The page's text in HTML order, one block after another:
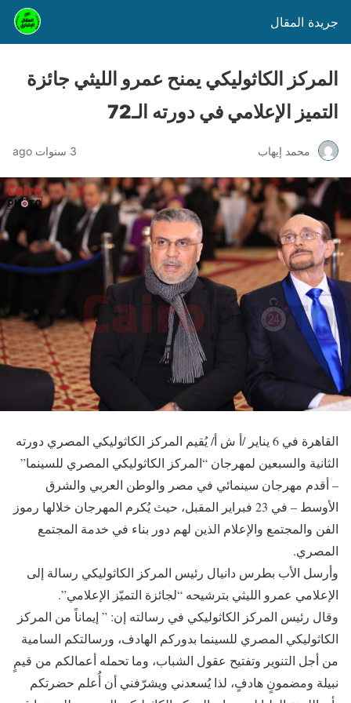
جريدة المقال
المركز الكاثوليكي يمنح عمرو الليثي جائزة
التميز الإعلامي في دورته الـ72
محمد إيهاب 3 سنوات ago
القاهرة في 6 يناير /أ ش أ/ يُقيم المركز الكاثوليكي المصري دورته
الثانية والسبعين لمهرجان “المركز الكاثوليكي المصري للسينما”
– أقدم مهرجان سينمائي في مصر والوطن العربي والشرق
الأوسط – في 23 فبراير المقبل، حيث يُكرم المهرجان خلالها رموز
الفن والمجتمع والإعلام الذين لهم دور بناء في خدمة المجتمع
المصري.
وأرسل الأب بطرس دانيال رئيس المركز الكاثوليكي رسالة إلى
الإعلامي عمرو الليثي بترشيحه “لجائزة التميّز الإعلامي”.
وقال رئيس المركز الكاثوليكي في رسالته إن: ” إيماناً من المركز
الكاثوليكي المصري للسينما بدوركم الهادف، ورسالتكم السامية
من أجل التنوير وتفتيح عقول الشباب، وما تحمله أعمالكم من قيمٍ
نبيلة ومضمونٍ هادفٍ، لذا يُسعدني ويشرّفني أن أُعلم حضرتكم